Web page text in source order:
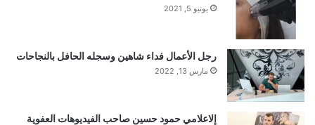
يونيو 5, 2021
رجل الأعمال فداء شاهين وسجله الحافل بالنجاحات
مارس 13, 2022
إلاعلامي حمود حسين صاحب الفيديوهات العفوية